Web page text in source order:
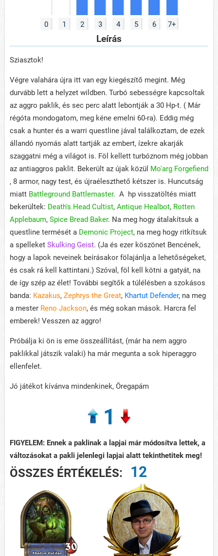
0 1 2 3 4 5 6 7+
Leírás
Sziasztok!
Végre valahára újra itt van egy kiegészítő megint. Még
durvább lett a helyzet wildben. Turbó sebességre kapcsoltak
az aggro paklik, és sec perc alatt lebontják a 30 Hp-t. ( Már
régóta mondogatom, meg kéne emelni 60-ra). Eddig még
csak a hunter és a warri questline jával találkoztam, de ezek
állandó nyomás alatt tartják az embert, ízekre akarják
szaggatni még a világot is. Föl kellett turbóznom még jobban
az antiaggros paklit. Bekerült az újak közül Mo'arg Forgefiend
, 8 armor, nagy test, és újraéleszthető kétszer is. Huncutság
miatt Battleground Battlemaster. A hp visszatöltés miatt
bekerültek: Death's Head Cultist, Antique Healbot, Rotten
Applebaum, Spice Bread Baker. Na meg hogy átalakítsuk a
questline termését a Demonic Project, na meg hogy ritkítsuk
a spelleket Skulking Geist. (Ja és ezer köszönet Bencének,
hogy a lapok neveinek beírásakor fölajánlja a lehetőségeket,
és csak rá kell kattintani.) Szóval, föl kell kötni a gatyát, na
de így szép az élet! További segítők a túlélésben a szokásos
banda: Kazakus, Zephrys the Great, Khartut Defender, na meg
a mester Reno Jackson, és még sokan mások. Harcra fel
emberek! Vesszen az aggro!
Próbálja ki ön is eme összeállítást, (már ha nem aggro
paklikkal játszik valaki) ha már megunta a sok hiperaggro
ellenfelet.
Jó játékot kívánva mindenkinek, Öregapám
1
FIGYELEM: Ennek a paklinak a lapjai már módosítva lettek, a
változásokat a pakli jelenlegi lapjai alatt tekinthetitek meg!
ÖSSZES ÉRTÉKELÉS: 12